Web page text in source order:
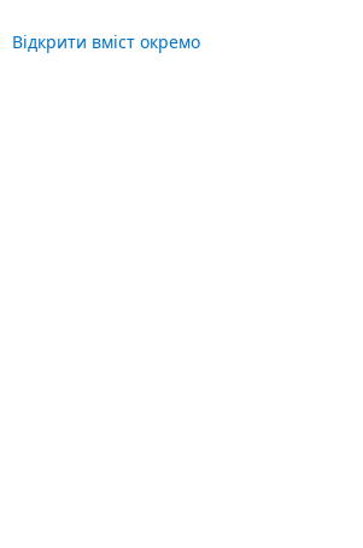
Відкрити вміст окремо